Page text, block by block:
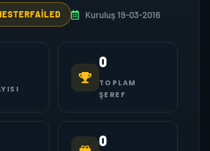
Kuruluş 19-03-2016
0
TOPLAM
ŞEREF
0